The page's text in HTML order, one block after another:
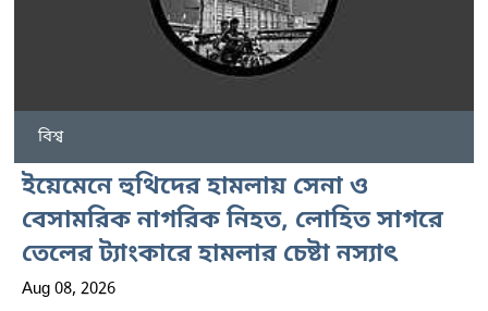
বিশ্ব
ইয়েমেনে হুথিদের হামলায় সেনা ও
বেসামরিক নাগরিক নিহত, লোহিত সাগরে
তেলের ট্যাংকারে হামলার চেষ্টা নস্যাৎ
Aug 08, 2026